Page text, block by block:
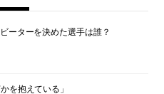
ーターを決めた選手は誰？
を抱えている」